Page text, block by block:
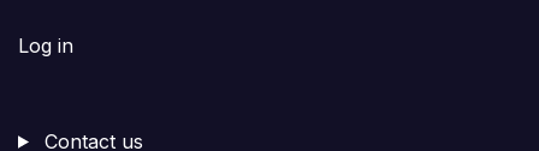
Log in
Contact us